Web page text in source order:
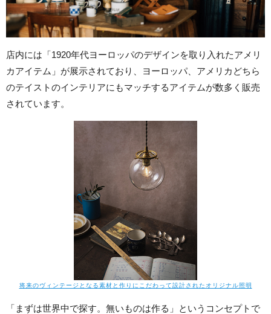
店内には「1920年代ヨーロッパのデザインを取り入れたアメリ
カアイテム」が展示されており、ヨーロッパ、アメリカどちら
のテイストのインテリアにもマッチするアイテムが数多く販売
されています。
将来のヴィンテージとなる素材と作りにこだわって設計されたオリジナル照明
「まずは世界中で探す。無いものは作る」というコンセプトで